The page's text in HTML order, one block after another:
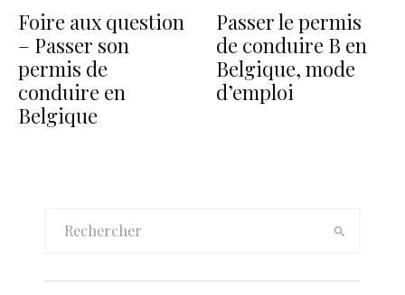
Foire aux question
– Passer son
permis de
conduire en
Belgique
Passer le permis
de conduire B en
Belgique, mode
d’emploi